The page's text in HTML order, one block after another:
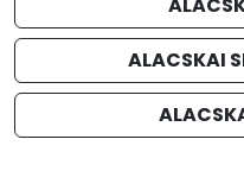
ALACSKAI